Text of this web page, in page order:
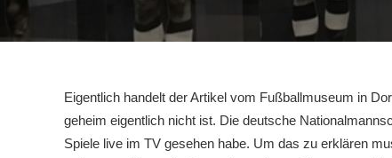
Eigentlich handelt der Artikel vom Fußballmuseum in
geheim eigentlich nicht ist. Die deutsche
Spiele live im TV gesehen habe. Um das zu erklären